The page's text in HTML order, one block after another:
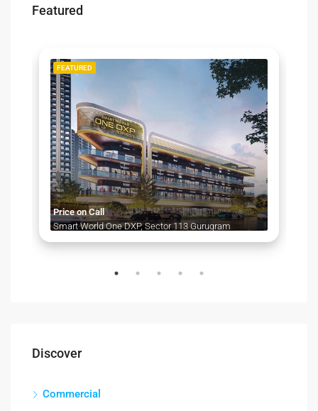
Featured
FEATURED
Price on Call
Smart World One DXP, Sector 113 Gurugram
Discover
Commercial